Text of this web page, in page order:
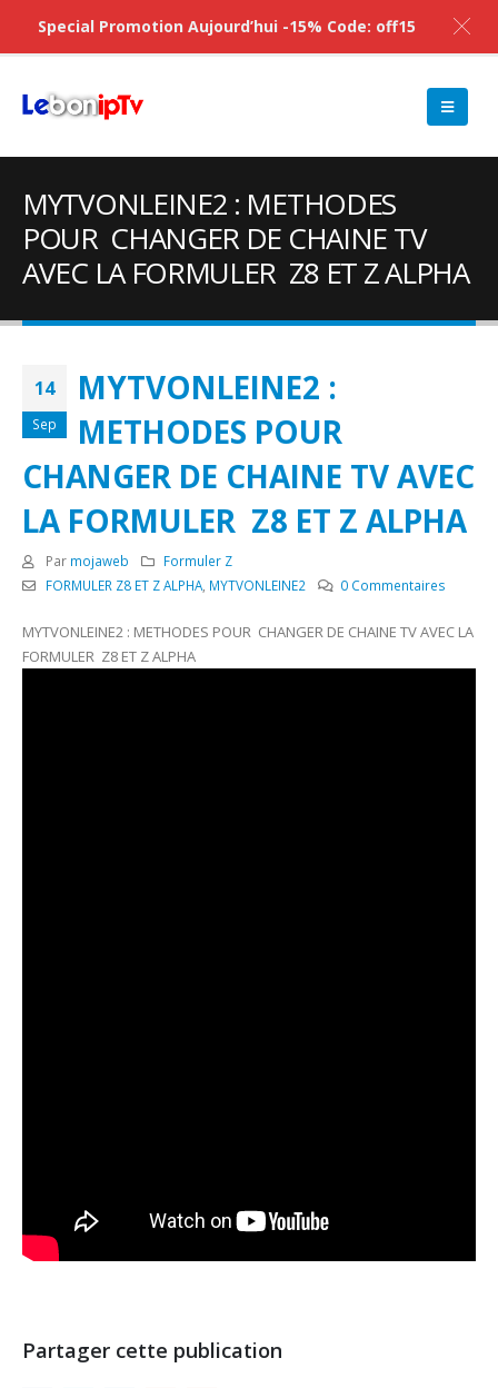
MYTVONLEINE2 : METHODES
POUR CHANGER DE CHAINE TV
AVEC LA FORMULER Z8 ET Z ALPHA
14
Sep
MYTVONLEINE2 :
METHODES POUR
CHANGER DE CHAINE TV AVEC
LA FORMULER Z8 ET Z ALPHA
Par mojaweb
Formuler Z
FORMULER Z8 ET Z ALPHA, MYTVONLEINE2 0 Commentaires
MYTVONLEINE2 : METHODES POUR CHANGER DE CHAINE TV AVEC LA
FORMULER Z8 ET Z ALPHA
Partager cette publication
Special Promotion Aujourd’hui -15% Code: off15